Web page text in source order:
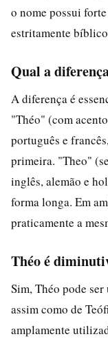
o nome possui
estritamente
Qual a
A diferença é
"Théo" (com
português e
primeira. "Theo"
inglês, alemão e
forma longa. Em
praticamente a
Théo é
Sim, Théo pode
assim como de
amplamente